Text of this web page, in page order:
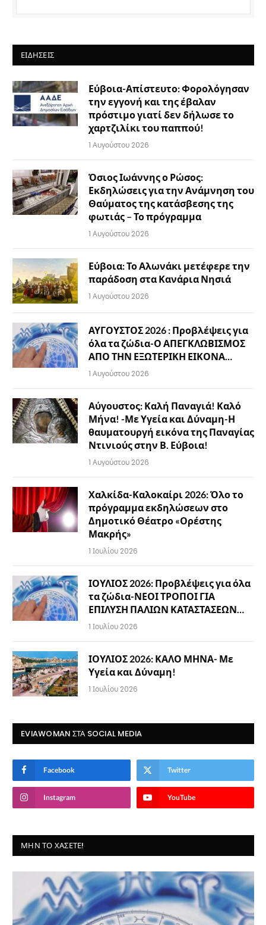
ΕΙΔΉΣΕΙΣ
Εύβοια-Απίστευτο: Φορολόγησαν
την εγγονή και της έβαλαν
πρόστιμο γιατί δεν δήλωσε το
χαρτζιλίκι του παππού!
1 Αυγούστου 2026
Όσιος Ιωάννης ο Ρώσος:
Εκδηλώσεις για την Ανάμνηση του
Θαύματος της κατάσβεσης της
φωτιάς – Το πρόγραμμα
1 Αυγούστου 2026
Εύβοια: Το Αλωνάκι μετέφερε την
παράδοση στα Κανάρια Νησιά
1 Αυγούστου 2026
ΑΥΓΟΥΣΤΟΣ 2026 : Προβλέψεις για
όλα τα ζώδια-Ο ΑΠΕΓΚΛΩΒΙΣΜΟΣ
ΑΠΟ ΤΗΝ ΕΞΩΤΕΡΙΚΗ ΕΙΚΟΝΑ…
1 Αυγούστου 2026
Αύγουστος: Καλή Παναγιά! Καλό
Μήνα! -Με Υγεία και Δύναμη-Η
θαυματουργή εικόνα της Παναγίας
Ντινιούς στην Β. Εύβοια!
1 Αυγούστου 2026
Χαλκίδα-Καλοκαίρι 2026: Όλο το
πρόγραμμα εκδηλώσεων στο
Δημοτικό Θέατρο «Ορέστης
Μακρής»
1 Ιουλίου 2026
ΙΟΥΛΙΟΣ 2026: Προβλέψεις για όλα
τα ζώδια-ΝΕΟΙ ΤΡΟΠΟΙ ΓΙΑ
ΕΠΙΛΥΣΗ ΠΑΛΙΩΝ ΚΑΤΑΣΤΑΣΕΩΝ…
1 Ιουλίου 2026
ΙΟΥΛΙΟΣ 2026: ΚΑΛΟ ΜΗΝΑ- Με
Υγεία και Δύναμη!
1 Ιουλίου 2026
EVIAWOMAN ΣΤΑ SOCIAL MEDIA
Facebook Twitter
Instagram YouTube
ΜΗΝ ΤΟ ΧΆΣΕΤΕ!